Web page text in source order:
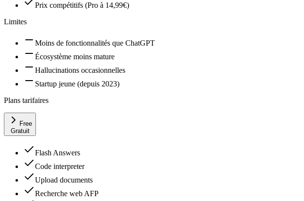
Prix compétitifs (Pro à 14,99€)
Limites
Moins de fonctionnalités que ChatGPT
Écosystème moins mature
Hallucinations occasionnelles
Startup jeune (depuis 2023)
Plans tarifaires
Free
Gratuit
Flash Answers
Code interpreter
Upload documents
Recherche web AFP